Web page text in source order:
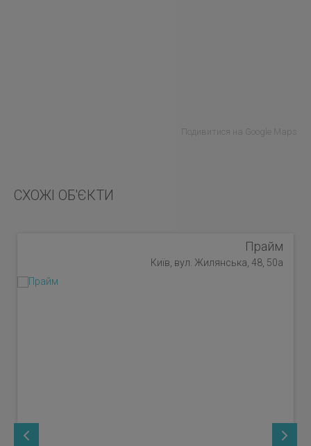
Подивитися на Google Maps
СХОЖІ ОБ'ЄКТИ
Прайм
Київ, вул. Жилянська, 48, 50а